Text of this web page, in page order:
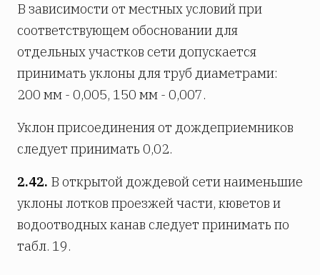
В зависимости от местных условий при
соответствующем обосновании для
отдельных участков сети допускается
принимать уклоны для труб диаметрами:
200 мм - 0,005, 150 мм - 0,007.
Уклон присоединения от дождеприемников
следует принимать 0,02.
2.42. В открытой дождевой сети наименьшие
уклоны лотков проезжей части, кюветов и
водоотводных канав следует принимать по
табл. 19.